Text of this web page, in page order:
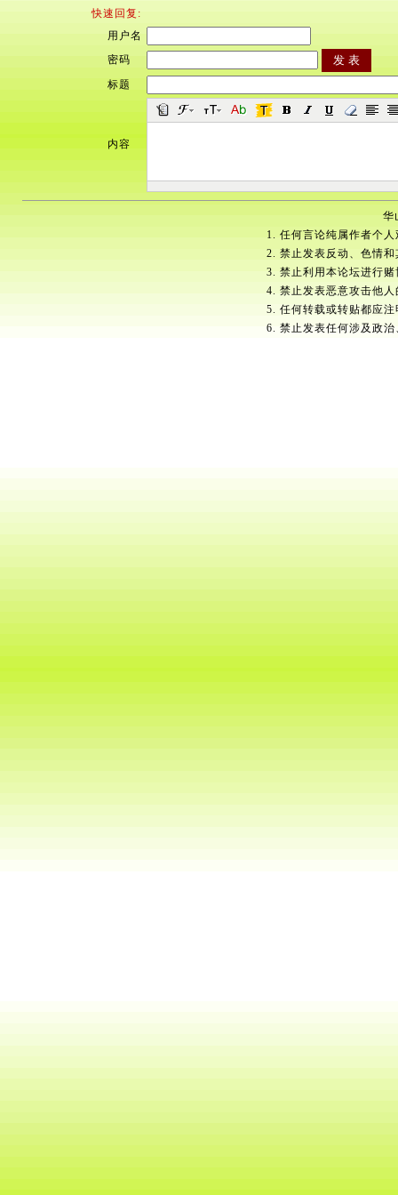
快速回复:
用户名
密码
标题
内容
华
1. 任何言论纯属作者个
2. 禁止发表反动、色情
3. 禁止利用本论坛进行
4. 禁止发表恶意攻击他
5. 任何转载或转贴都应
6. 禁止发表任何涉及政